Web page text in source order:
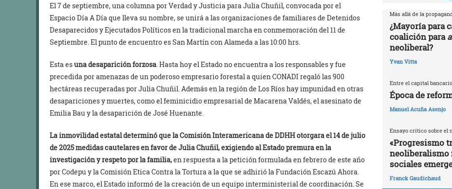
El 7 de septiembre, una columna por Verdad y Justicia para Julia Chuñil, convocada por el
Espacio Día A Día que lleva su nombre, se unirá a las organizaciones de familiares de Detenidos
Desaparecidos y Ejecutados Políticos en la tradicional marcha en conmemoración del 11 de
Septiembre. El punto de encuentro es San Martín con Alameda a las 10:00 hrs.
Esta esuna desaparición forzosa. Hasta hoy el Estado no encuentra a los responsables y fue
precedida por amenazas de un poderoso empresario forestal a quien CONADI regaló las 900
hectáreas recuperadas por Julia Chuñil. Además en la región de Los Ríos hay impunidad en otras
desapariciones y muertes, como el feminicidio empresarial de Macarena Valdés, el asesinato de
Emilia Bau y la desaparición de José Huenante.
La inmovilidad estatal determinó que la Comisión Interamericana de DDHH otorgara el 14 de julio
de 2025 medidas cautelares en favor de Julia Chuñil, exigiendo al Estado premura en la
investigación y respeto por la familia,en respuesta a la petición formulada en febrero de este año
por Codepu y la Comisión Etica Contra la Tortura a la que se adhirió la Fundación Escazú Ahora.
En ese marco, el Estado informó de la creación de un equipo interministerial de coordinación. Se
Más allá de la
¿Mayoría para
coalición para
neoliberal?
Yvan Vitta
Entre el capital
Época de
Manuel Acuña Asenjo
Ensayo crítico sobre el
«Progresismo
neoliberalismo
sociales
Franck Gaudichaud